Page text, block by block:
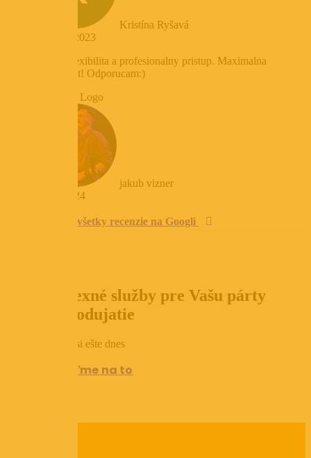
Kristína Ryšavá
27. mája 2023
Ochota,flexibilita a profesionalny pristup. Maximalna
spokojnost! Odporucam:)
jakub vizner
3. júla 2024
Pozrieť všetky recenzie na Googli
Komplexné služby pre Vašu párty
podujatie
Objednajte si ešte dnes
Poďme na to